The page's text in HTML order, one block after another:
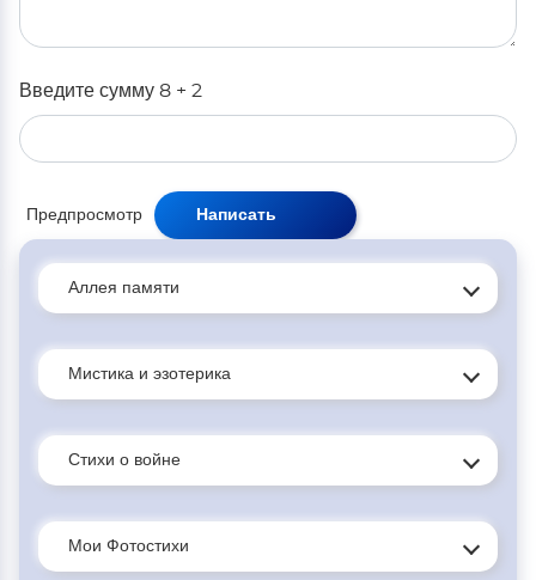
Введите сумму 8 + 2
Аллея памяти
Мистика и эзотерика
Стихи о войне
Мои Фотостихи